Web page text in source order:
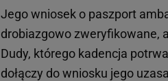
Jego wniosek o paszport
drobiazgowo zweryfikowane,
Dudy, którego kadencja
dołączy do wniosku jego